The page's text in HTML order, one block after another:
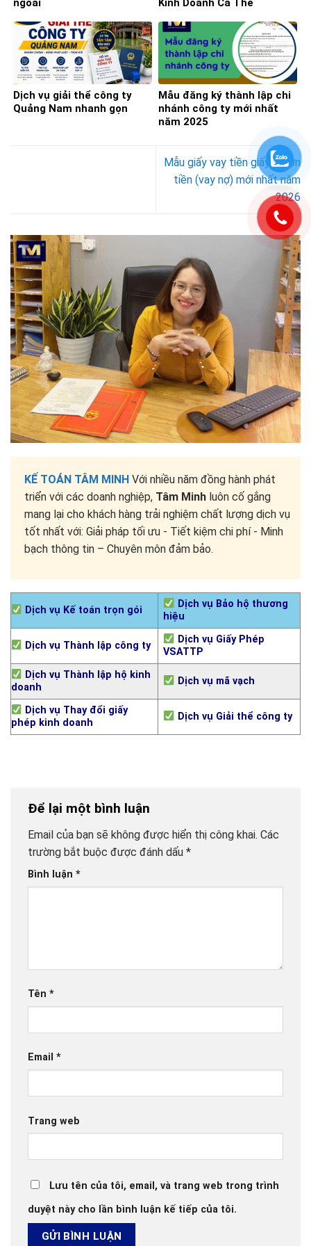
ngoài Kinh Doanh Cá Thể
Dịch vụ giải thể công ty
Quảng Nam nhanh gọn
Mẫu đăng ký thành lập chi
nhánh công ty mới nhất
năm 2025
Mẫu giấy vay tiền giấy mượn
tiền (vay nợ) mới nhất năm
2026
KẾ TOÁN TÂM MINHVới nhiều năm đồng hành phát
triển với các doanh nghiệp, Tâm Minhluôn cố gắng
mang lại cho khách hàng trải nghiệm chất lượng dịch vụ
tốt nhất với: Giải pháp tối ưu - Tiết kiệm chi phí - Minh
bạch thông tin – Chuyên môn đảm bảo.
Dịch vụ Kế toán trọn gói
Dịch vụ Bảo hộ thương
hiệu
Dịch vụ Thành lập công ty
Dịch vụ Giấy Phép
VSATTP
Dịch vụ Thành lập hộ kinh
doanh
Dịch vụ mã vạch
Dịch vụ Thay đổi giấy
phép kinh doanh
Dịch vụ Giải thể công ty
Để lại một bình luận
Email của bạn sẽ không được hiển thị công khai. Các
trường bắt buộc được đánh dấu *
Bình luận *
Tên *
Email *
Trang web
Lưu tên của tôi, email, và trang web trong trình
duyệt này cho lần bình luận kế tiếp của tôi.